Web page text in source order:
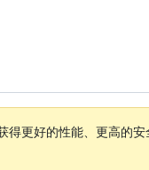
得更好的性能、更高的